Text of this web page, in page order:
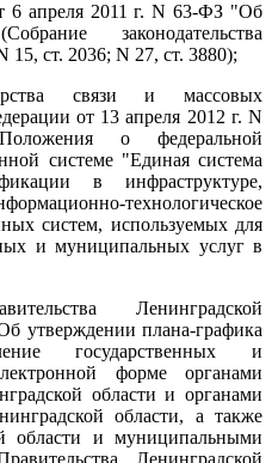
6 апреля 2011 г. N 63-ФЗ "Об
законодательства
ст. 2036; N 27, ст. 3880);
связи и массовых
от 13 апреля 2012 г. N
о федеральной
системе "Единая система
в инфраструктуре,
технологическое
систем, используемых для
и муниципальных услуг в
Ленинградской
утверждении плана-графика
государственных и
форме органами
области и органами
области, а также
области и муниципальными
Ленинградской